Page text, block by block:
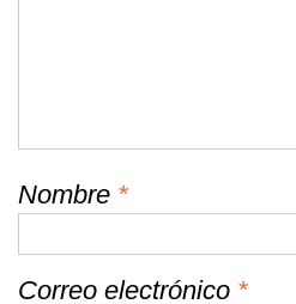
Nombre *
Correo electrónico *